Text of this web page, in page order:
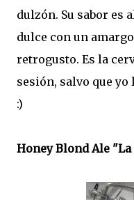
dulzón. Su sabor es
dulce con un
retrogusto. Es la
sesión, salvo que yo
:)
Honey Blond Ale "La